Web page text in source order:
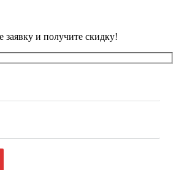
заявку и получите скидку!